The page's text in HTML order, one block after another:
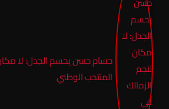
حسام حسن يحسم الجدل: لا
المنتخب الوطني